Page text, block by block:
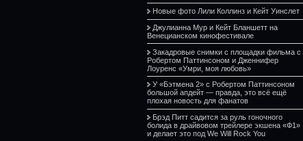
Новые фото Лили Коллинз и Кейт Уинслет
Джулианна Мур и Кейт Бланшетт на
Венецианском кинофестивале
Закадровые снимки с площадки фильма с
Робертом Паттинсоном и Дженнифер
Лоуренс «Умри, моя любовь»
У «Бэтмена 2» с Робертом Паттинсоном
большой апдейт — правда, это всё ещё
плохая новость для фанатов
Брэд Питт садится за руль гоночного
болида в драйвовом трейлере экшена «Ф1»
и делает это под We Will Rock You